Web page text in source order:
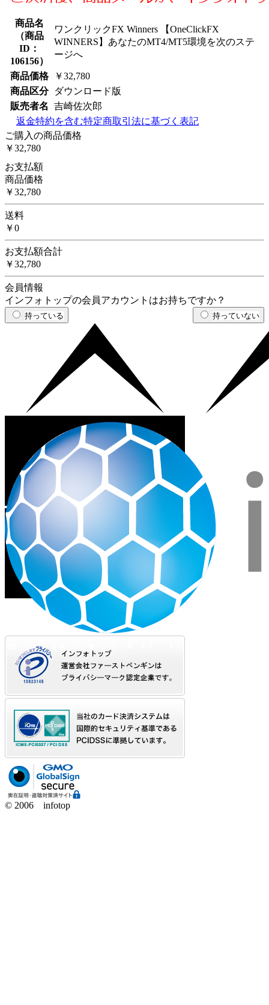
商品名
（商品
ID：
106156）
ワンクリックFX Winners 【OneClickFX
WINNERS】あなたのMT4/MT5環境を次のステ
ージへ
商品価格
￥32,780
商品区分
ダウンロード版
販売者名
吉崎佐次郎
返金特約を含む特定商取引法に基づく表記
ご購入の商品価格
￥32,780
お支払額
商品価格
￥32,780
送料
￥0
お支払額合計
￥32,780
会員情報
インフォトップの会員アカウントはお持ちですか？
持っている 持っていない
© 2006 infotop